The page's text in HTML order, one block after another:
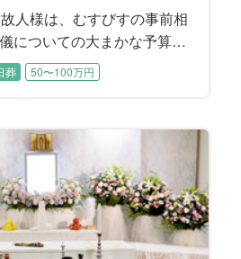
人様は、むすびすの事前相
についての大まかな予算や
になられていました。 生前
子様には、「葬儀社に話しは
。 お打ち合わせでは、故人
ディングノート』の内容に
を進めていくことに決まり
葬 50〜100万円